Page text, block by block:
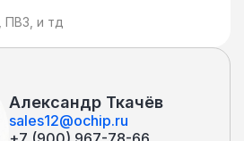
по линии Ethernet
IP20.
ПВЗ, и тд
Александр Ткачёв
sales12@ochip.ru